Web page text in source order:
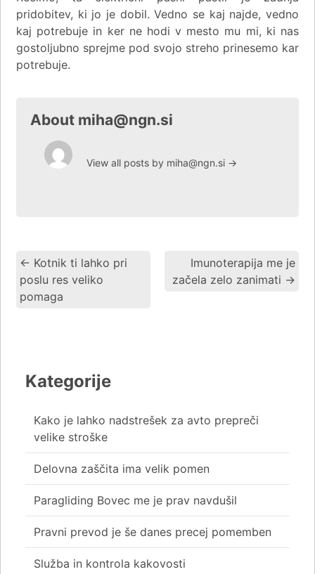
pridobitev, ki jo je dobil. Vedno se kaj najde, vedno
kaj potrebuje in ker ne hodi v mesto mu mi, ki nas
gostoljubno sprejme pod svojo streho prinesemo kar
potrebuje.
About miha@ngn.si
View all posts by miha@ngn.si →
← Kotnik ti lahko pri
poslu res veliko
pomaga
Imunoterapija me je
začela zelo zanimati →
Kategorije
Kako je lahko nadstrešek za avto prepreči
velike stroške
Delovna zaščita ima velik pomen
Paragliding Bovec me je prav navdušil
Pravni prevod je še danes precej pomemben
Služba in kontrola kakovosti